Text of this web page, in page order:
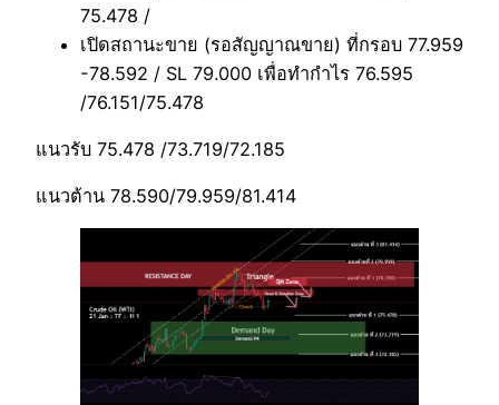
75.478 /
เปิดสถานะขาย (รอสัญญาณขาย) ที่กรอบ 77.959
-78.592 / SL 79.000 เพื่อทำกำไร 76.595
/76.151/75.478
แนวรับ 75.478 /73.719/72.185
แนวต้าน 78.590/79.959/81.414